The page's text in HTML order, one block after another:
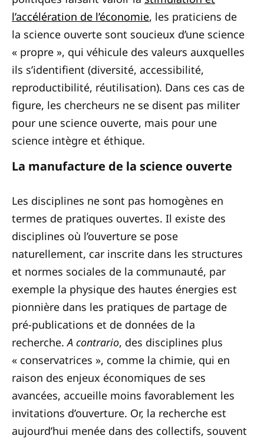
l’accélération de l’économie, les praticiens de
la science ouverte sont soucieux d’une science
« propre », qui véhicule des valeurs auxquelles
ils s’identifient (diversité, accessibilité,
reproductibilité, réutilisation). Dans ces cas de
figure, les chercheurs ne se disent pas militer
pour une science ouverte, mais pour une
science intègre et éthique.
La manufacture de la science ouverte
Les disciplines ne sont pas homogènes en
termes de pratiques ouvertes. Il existe des
disciplines où l’ouverture se pose
naturellement, car inscrite dans les structures
et normes sociales de la communauté, par
exemple la physique des hautes énergies est
pionnière dans les pratiques de partage de
pré-publications et de données de la
recherche.A contrario, des disciplines plus
« conservatrices », comme la chimie, qui en
raison des enjeux économiques de ses
avancées, accueille moins favorablement les
invitations d’ouverture. Or, la recherche est
aujourd’hui menée dans des collectifs, souvent